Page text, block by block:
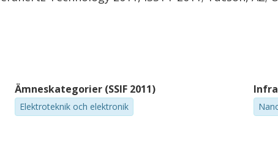
Ämneskategorier (SSIF 2011)
Elektroteknik och elektronik